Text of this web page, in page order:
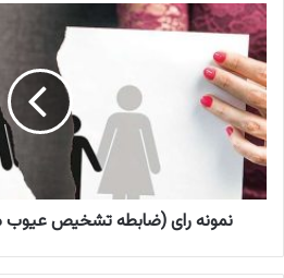
ر
ا
ز
ق
ص
د
ع
د
م
ر
ن
م
و
ن
ه
ر
ا
ی
(
نمونه رای (ضابطه تشخیص